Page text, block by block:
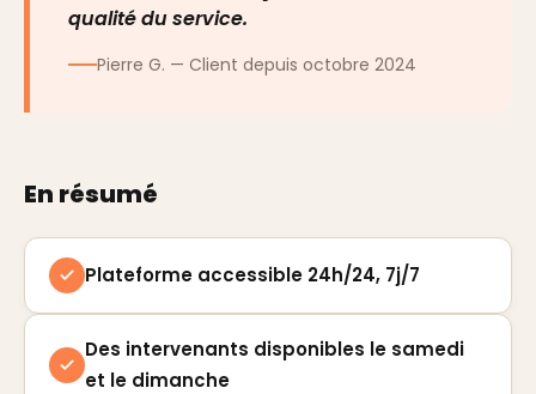
qualité du service.
Pierre G. — Client depuis octobre 2024
En résumé
Plateforme accessible 24h/24, 7j/7
Des intervenants disponibles le samedi
et le dimanche